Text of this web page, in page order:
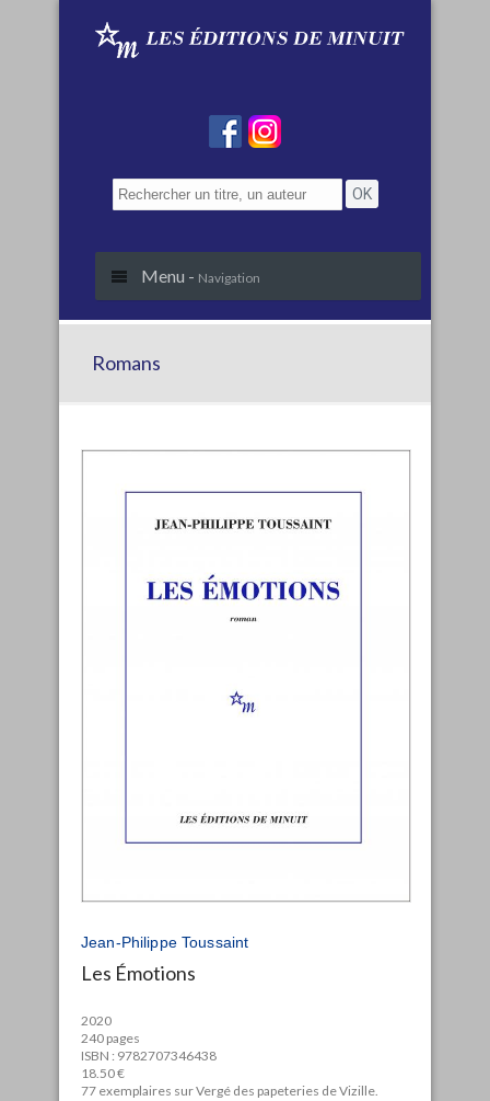
Menu - Navigation
Romans
Jean-Philippe Toussaint
Les Émotions
2020
240 pages
ISBN : 9782707346438
18.50 €
77 exemplaires sur Vergé des papeteries de Vizille.